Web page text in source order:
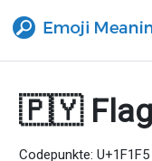
🇵🇾
Codepunkte: U+1F1F5